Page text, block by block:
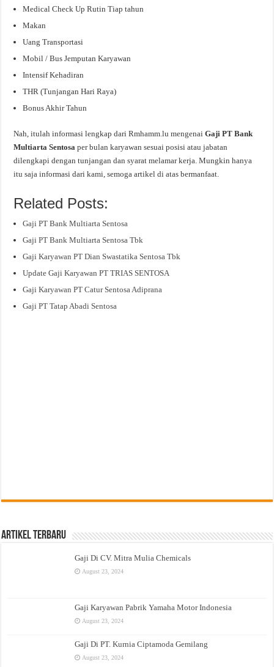
Medical Check Up Rutin Tiap tahun
Makan
Uang Transportasi
Mobil / Bus Jemputan Karyawan
Intensif Kehadiran
THR (Tunjangan Hari Raya)
Bonus Akhir Tahun
Nah, itulah informasi lengkap dari Rmhamm.lu mengenaiGaji PT Bank
Multiarta Sentosaper bulan karyawan sesuai posisi atau jabatan
dilengkapi dengan tunjangan dan syarat melamar kerja. Mungkin hanya
itu saja informasi dari kami, semoga artikel di atas bermanfaat.
Related Posts:
Gaji PT Bank Multiarta Sentosa
Gaji PT Bank Multiarta Sentosa Tbk
Gaji Karyawan PT Dian Swastatika Sentosa Tbk
Update Gaji Karyawan PT TRIAS SENTOSA
Gaji Karyawan PT Catur Sentosa Adiprana
Gaji PT Tatap Abadi Sentosa
Artikel Terbaru
Gaji Di CV. Mitra Mulia Chemicals
August 23, 2024
Gaji Karyawan Pabrik Yamaha Motor Indonesia
August 23, 2024
Gaji Di PT. Kurnia Ciptamoda Gemilang
August 23, 2024